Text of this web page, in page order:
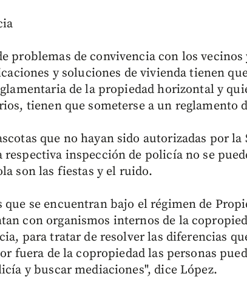
problemas de convivencia con los
y soluciones de vivienda tienen
de la propiedad horizontal y
tienen que someterse a un reglamento
que no hayan sido autorizadas por la
inspección de policía no se
son las fiestas y el ruido.
que se encuentran bajo el régimen de
con organismos internos de la
para tratar de resolver las diferencias
fuera de la copropiedad las personas
y buscar mediaciones", dice López.